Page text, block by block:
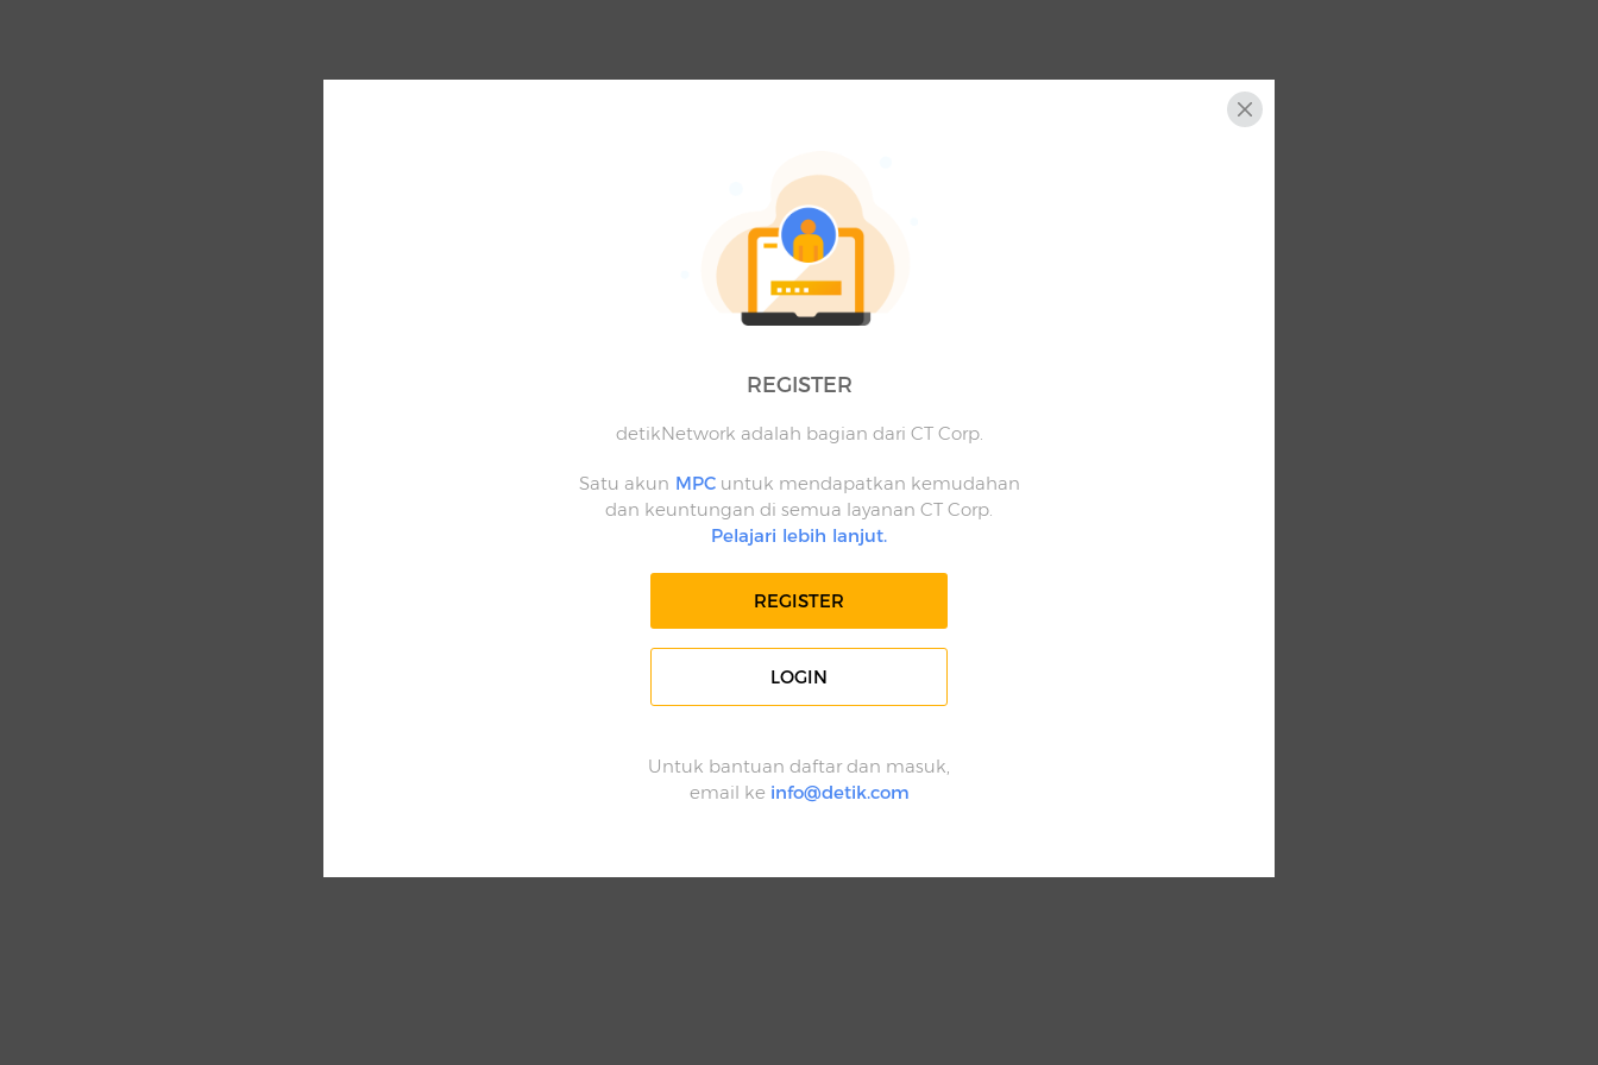
REGISTER
detikNetwork adalah bagian dari CT Corp.
Satu akun MPCuntuk mendapatkan kemudahan
dan keuntungan di semua layanan CT Corp.
Pelajari lebih lanjut.
REGISTER
LOGIN
Untuk bantuan daftar dan masuk,
email ke info@detik.com